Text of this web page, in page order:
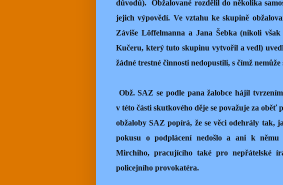
důvodů).
Obžalované rozdělil do několika
jejich výpovědí. Ve vztahu ke skupině
Záviše Löffelmanna a Jana Šebka (nikoli
Kučeru, který tuto skupinu vytvořil a vedl)
žádné trestné činnosti nedopustili, s čímž nemůže
Obž. SAZ se podle pana žalobce hájil
v této části skutkového děje se považuje za
obžaloby SAZ popírá, že se věci odehrály tak,
pokusu o podplácení nedošlo a ani k němu
Mirchiho, pracujícího také pro nepřátelské
policejního provokatéra.